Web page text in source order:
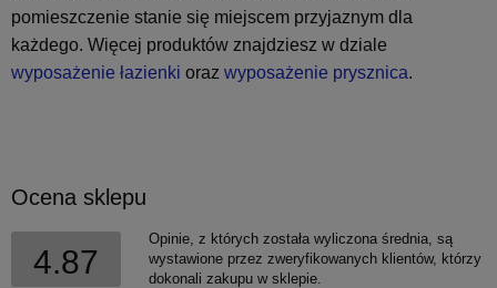
pomieszczenie stanie się miejscem przyjaznym dla
każdego. Więcej produktów znajdziesz w dziale
wyposażenie łazienki oraz wyposażenie prysznica.
Ocena sklepu
4.87
Opinie, z których została wyliczona średnia, są
wystawione przez zweryfikowanych klientów, którzy
dokonali zakupu w sklepie.